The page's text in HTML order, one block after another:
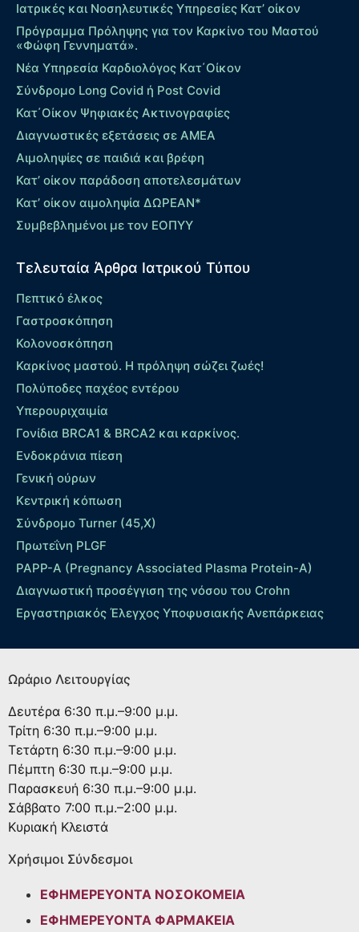
Ιατρικές και Νοσηλευτικές Υπηρεσίες Κατ’ οίκον
Πρόγραμμα Πρόληψης για τον Καρκίνο του Μαστού
«Φώφη Γεννηματά».
Νέα Υπηρεσία Καρδιολόγος Kατ΄Οίκον
Σύνδρομο Long Covid ή Post Covid
Κατ΄Οίκον Ψηφιακές Ακτινογραφίες
Διαγνωστικές εξετάσεις σε ΑΜΕΑ
Αιμοληψίες σε παιδιά και βρέφη
Κατ’ οίκον παράδοση αποτελεσμάτων
Κατ’ οίκον αιμοληψία ΔΩΡΕΑΝ*
Συμβεβλημένοι με τον ΕΟΠΥΥ
Τελευταία Άρθρα Ιατρικού Τύπου
Πεπτικό έλκος
Γαστροσκόπηση
Κολονοσκόπηση
Καρκίνος μαστού. Η πρόληψη σώζει ζωές!
Πολύποδες παχέος εντέρου
Yπερουριχαιμία
Γονίδια BRCA1 & BRCA2 και καρκίνος.
Ενδοκράνια πίεση
Γενική ούρων
Κεντρική κόπωση
Σύνδρομο Turner (45,X)
Πρωτεΐνη PLGF
PAPP-A (Pregnancy Associated Plasma Protein-A)
Διαγνωστική προσέγγιση της νόσου του Crohn
Εργαστηριακός Έλεγχος Υποφυσιακής Ανεπάρκειας
Ωράριο Λειτουργίας
Δευτέρα 6:30 π.μ.–9:00 μ.μ.
Τρίτη 6:30 π.μ.–9:00 μ.μ.
Τετάρτη 6:30 π.μ.–9:00 μ.μ.
Πέμπτη 6:30 π.μ.–9:00 μ.μ.
Παρασκευή 6:30 π.μ.–9:00 μ.μ.
Σάββατο 7:00 π.μ.–2:00 μ.μ.
Κυριακή Κλειστά
Χρήσιμοι Σύνδεσμοι
ΕΦΗΜΕΡΕΥΟΝΤΑ ΝΟΣΟΚΟΜΕΙΑ
ΕΦΗΜΕΡΕΥΟΝΤΑ ΦΑΡΜΑΚΕΙΑ